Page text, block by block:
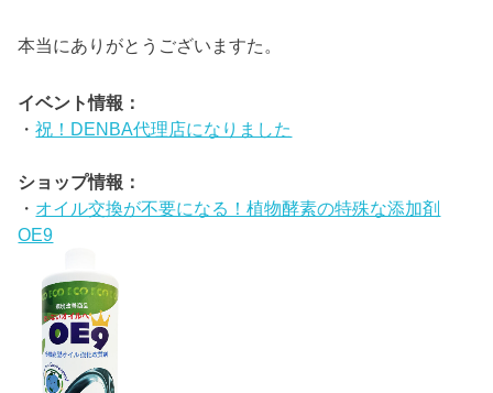
本当にありがとうございますた。
イベント情報：
・祝！DENBA代理店になりました
ショップ情報：
・ オイル交換が不要になる！植物酵素の特殊な添加剤
OE9